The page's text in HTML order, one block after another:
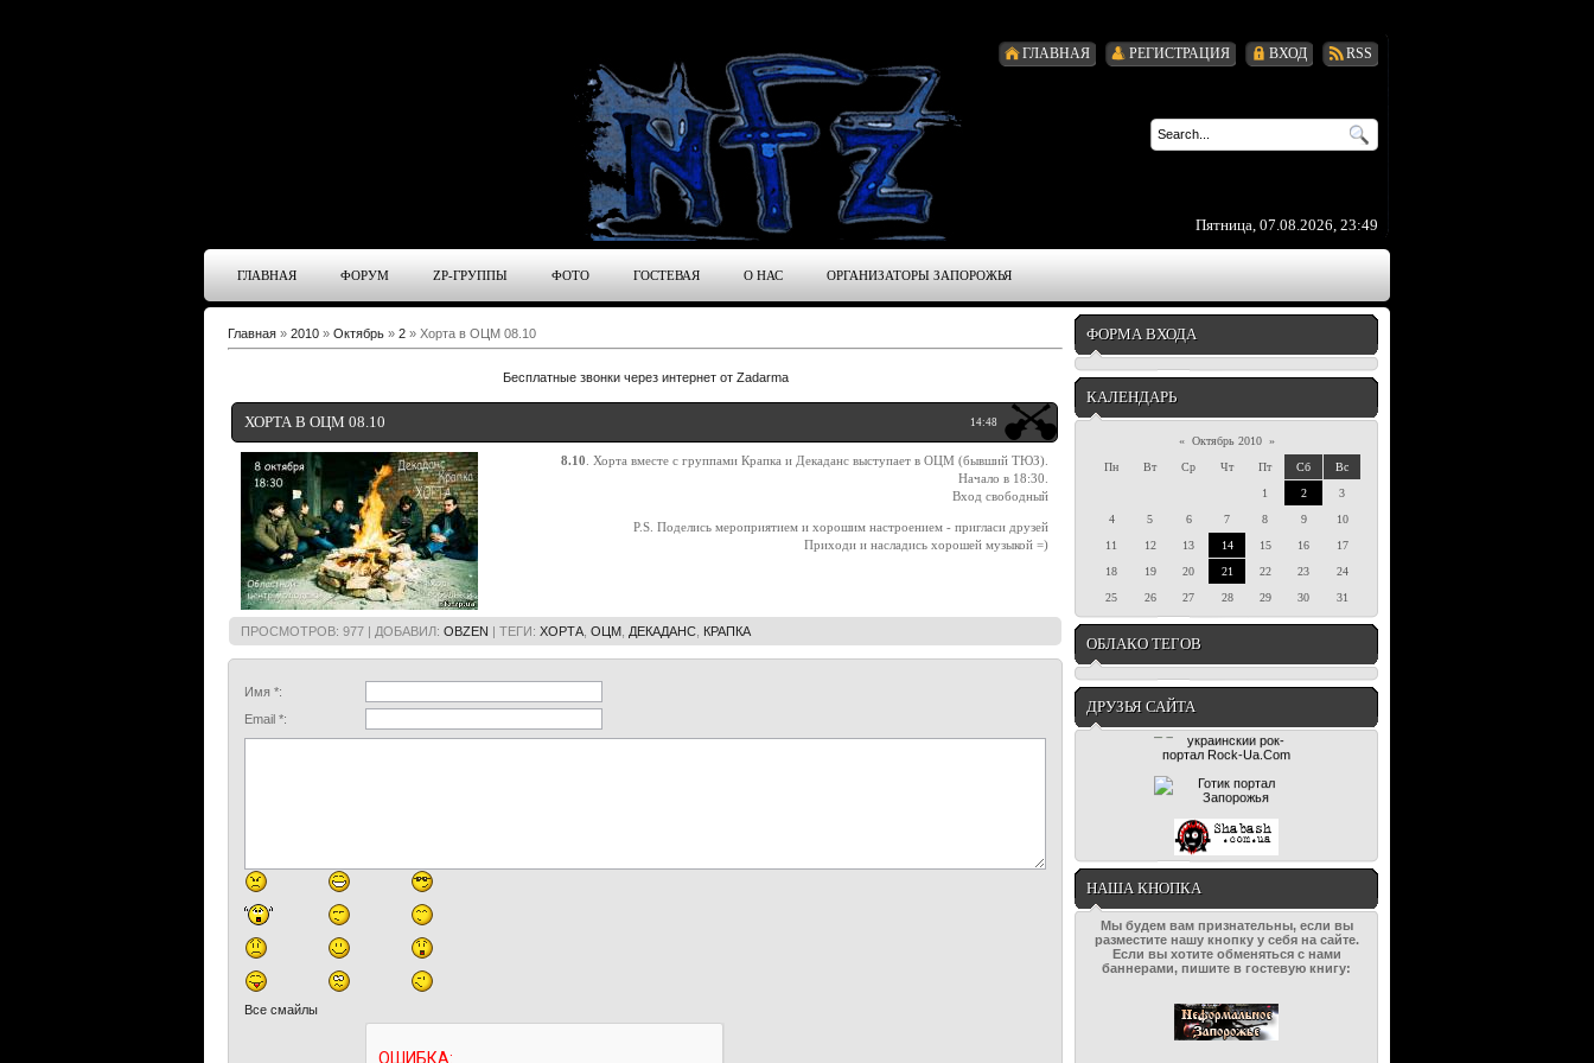
RSS
ВХОД
РЕГИСТРАЦИЯ
ГЛАВНАЯ
Пятница, 07.08.2026, 23:49
ГЛАВНАЯ ФОРУМ ZP-ГРУППЫ ФОТО ГОСТЕВАЯ О НАС ОРГАНИЗАТОРЫ ЗАПОРОЖЬЯ
Главная » 2010 » Октябрь » 2 » Хорта в ОЦМ 08.10
Бесплатные звонки через интернет от Zadarma
14:48
ХОРТА В ОЦМ 08.10
8.10 . Хорта вместе с группами Крапка и Декаданс выступает в ОЦМ (бывший ТЮЗ).
Начало в 18:30.
Вход свободный
P.S. Поделись мероприятием и хорошим настроением - пригласи друзей
Приходи и насладись хорошей музыкой =)
ПРОСМОТРОВ: 977 | ДОБАВИЛ: OBZEN | ТЕГИ: ХОРТА ОЦМ ДЕКАДАНС КРАПКА
Имя *:
Email *:
Все смайлы
ФОРМА ВХОДА
КАЛЕНДАРЬ
« Октябрь 2010 »
Пн
Вт Ср Чт Пт Сб
Вс
1
2
3
4
5 6 7 8 9
10
11
12 13 14 15 16
17
18
19 20 21 22 23
24
25
26 27 28 29 30 31
ОБЛАКО ТЕГОВ
ДРУЗЬЯ САЙТА
НАША КНОПКА
Мы будем вам признательны, если вы
разместите нашу кнопку у себя на сайте.
Если вы хотите обменяться с нами
баннерами, пишите в гостевую книгу: